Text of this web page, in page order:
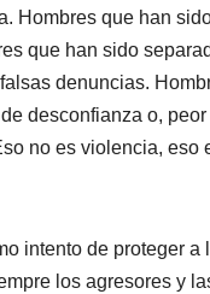
Hombres que han
que han sido
denuncias.
desconfianza o, peor
no es violencia, eso
intento de proteger a
los agresores y